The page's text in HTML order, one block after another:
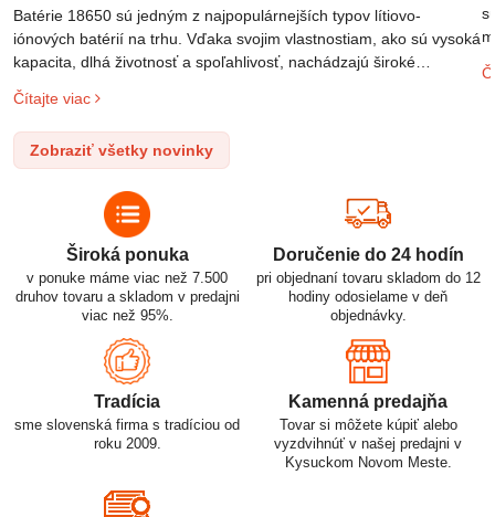
Batérie 18650 sú jedným z najpopulárnejších typov lítiovo-
iónových batérií na trhu. Vďaka svojim vlastnostiam, ako sú vysoká
kapacita, dlhá životnosť a spoľahlivosť, nachádzajú široké
po elektrické vozidlá. Pochopenie ich delenia, označovania a
správneho používania je kľúčom k ich efektívnemu a bezpečnému
využitiu.
Čítajte viac
Zobraziť všetky novinky
Široká ponuka
v ponuke máme viac než 7.500
druhov tovaru a skladom v predajni
viac než 95%.
Doručenie do 24 hodín
pri objednaní tovaru skladom do 12
hodiny odosielame v deň
objednávky.
Tradícia
sme slovenská firma s tradíciou od
roku 2009.
Kamenná predajňa
Tovar si môžete kúpiť alebo
vyzdvihnúť v našej predajni v
Kysuckom Novom Meste.